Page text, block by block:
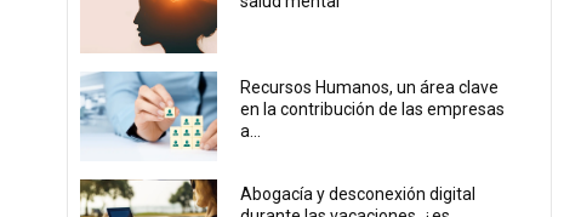
Recursos Humanos, un área clave
en la contribución de las empresas
a...
Abogacía y desconexión digital